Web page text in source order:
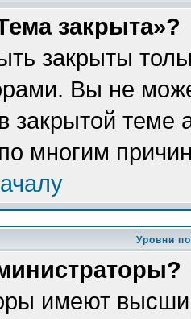
закрыта»?
закрыты
Вы не
закрытой теме
многим
Уровни
имеют